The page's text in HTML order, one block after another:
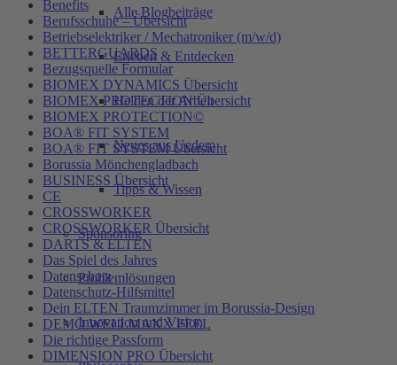
Alle Blogbeiträge
Erleben & Entdecken
Helden der Arbeit
Neues aus Uedem
Tipps & Wissen
Sponsoring
Problemlösungen
Innovation und Vision
Benefits
Berufsschuhe – Übersicht
Betriebselektriker / Mechatroniker (m/w/d)
BETTERGUARDS
Bezugsquelle Formular
BIOMEX DYNAMICS Übersicht
BIOMEX PROTECTION Übersicht
BIOMEX PROTECTION©
BOA® FIT SYSTEM
BOA® FIT SYSTEM Übersicht
Borussia Mönchengladbach
BUSINESS Übersicht
CE
CROSSWORKER
CROSSWORKER Übersicht
DARTS & ELTEN
Das Spiel des Jahres
Datenschutz
Datenschutz-Hilfsmittel
Dein ELTEN Traumzimmer im Borussia-Design
DEMO WELLMAXX FEEL
Die richtige Passform
DIMENSION PRO Übersicht